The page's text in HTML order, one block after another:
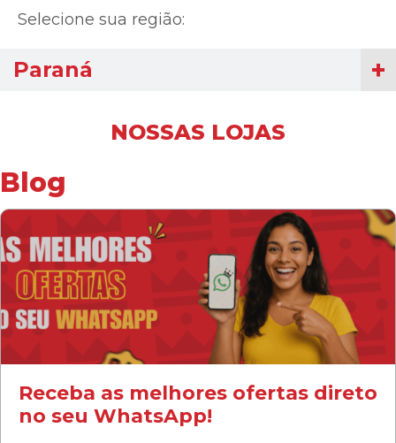
Selecione sua região:
Paraná
NOSSAS LOJAS
Blog
Receba as melhores ofertas direto
no seu WhatsApp!